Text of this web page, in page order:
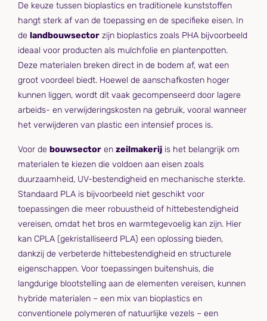
De keuze tussen bioplastics en traditionele kunststoffen
hangt sterk af van de toepassing en de specifieke eisen. In
delandbouwsector zijn bioplastics zoals PHA bijvoorbeeld
ideaal voor producten als mulchfolie en plantenpotten.
Deze materialen breken direct in de bodem af, wat een
groot voordeel biedt. Hoewel de aanschafkosten hoger
kunnen liggen, wordt dit vaak gecompenseerd door lagere
arbeids- en verwijderingskosten na gebruik, vooral wanneer
het verwijderen van plastic een intensief proces is.
Voor debouwsector enzeilmakerij is het belangrijk om
materialen te kiezen die voldoen aan eisen zoals
duurzaamheid, UV-bestendigheid en mechanische sterkte.
Standaard PLA is bijvoorbeeld niet geschikt voor
toepassingen die meer robuustheid of hittebestendigheid
vereisen, omdat het bros en warmtegevoelig kan zijn. Hier
kan CPLA (gekristalliseerd PLA) een oplossing bieden,
dankzij de verbeterde hittebestendigheid en structurele
eigenschappen. Voor toepassingen buitenshuis, die
langdurige blootstelling aan de elementen vereisen, kunnen
hybride materialen – een mix van bioplastics en
conventionele polymeren of natuurlijke vezels – een